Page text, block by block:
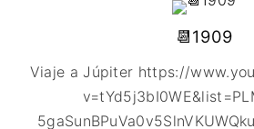
🔴WESTERN /📆1909
Viaje a Júpiter https://